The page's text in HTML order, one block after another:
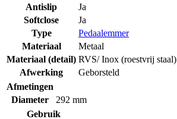
Antislip
Ja
Softclose
Ja
Type
Pedaalemmer
Materiaal
Metaal
Materiaal (detail) RVS/ Inox (roestvrij staal)
Afwerking
Geborsteld
Afmetingen
Diameter
292 mm
Gebruik